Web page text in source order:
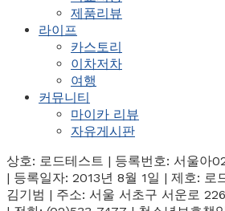
제품리뷰
라이프
카스토리
이차저차
여행
커뮤니티
마이카 리뷰
자유게시판
상호: 로드테스트 | 등록번호: 서울아
| 등록일자: 2013년 8월 1일 | 제호: 로
김기범 | 주소: 서울 서초구 서운로